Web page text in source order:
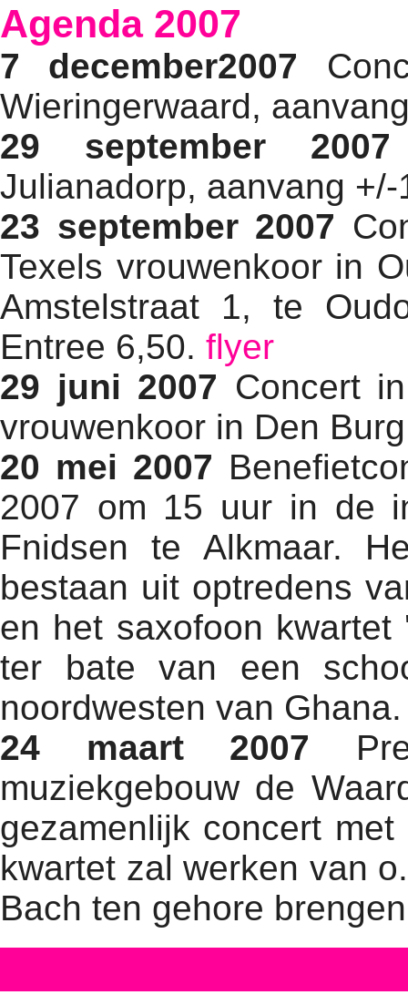
Agenda 2007
7 december2007
Wieringerwaard,
29 september 2007
Julianadorp, aanvang +/-
23 september 2007
Texels vrouwenkoor in
Amstelstraat 1, te
Entree 6,50. flyer
29 juni 2007 Concert
vrouwenkoor in Den
20 mei 2007
2007 om 15 uur in de
Fnidsen te Alkmaar.
bestaan uit optredens
en het saxofoon
ter bate van een
noordwesten van Ghana.
24 maart 2007
muziekgebouw de
gezamenlijk concert
kwartet zal werken van
Bach ten gehore